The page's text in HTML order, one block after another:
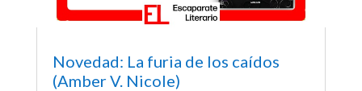
Novedad: La furia de los caídos
(Amber V. Nicole)